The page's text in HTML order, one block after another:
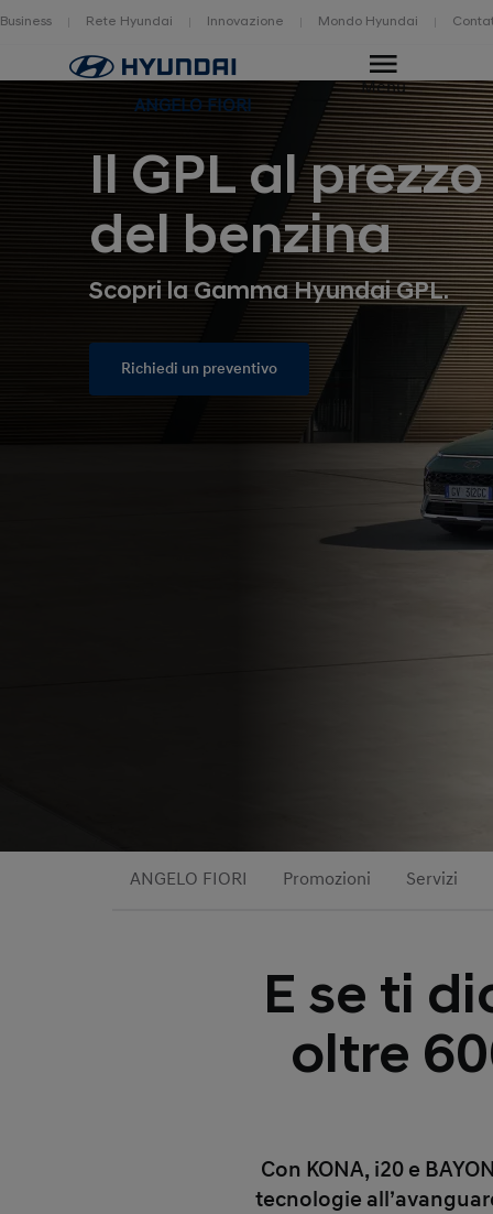
Business Rete Hyundai Innovazione Mondo Hyundai
Home
ANGELO FIORI
Menu
Il GPL al prezzo
del benzina
Scopri la Gamma Hyundai GPL.
Richiedi un preventivo
ANGELO FIORI Promozioni Servizi
E se ti
oltre
Con KONA, i20 e
tecnologie